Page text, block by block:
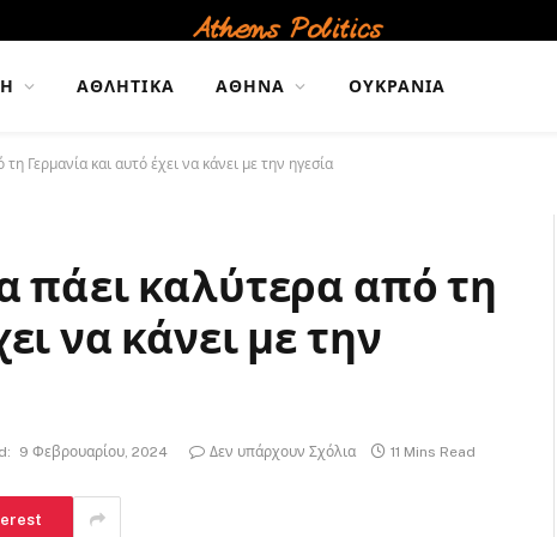
ΑΘΛΗΤΙΚΆ ΑΘΉΝΑ ΟΥΚΡΑΝΊΑ
Γερμανία και αυτό έχει να κάνει με την ηγεσία
πάει καλύτερα από τη
να κάνει με την
9 Φεβρουαρίου, 2024 Δεν υπάρχουν Σχόλια 11 Mins Read